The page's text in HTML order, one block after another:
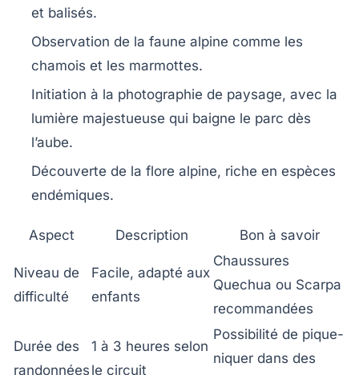
et balisés.
Observation de la faune alpine comme les
chamois et les marmottes.
Initiation à la photographie de paysage, avec la
lumière majestueuse qui baigne le parc dès
l’aube.
Découverte de la flore alpine, riche en espèces
endémiques.
Aspect Description Bon à savoir
Niveau de
difficulté
Facile, adapté aux
enfants
Chaussures
Quechua ou Scarpa
recommandées
Durée des
randonnées
1 à 3 heures selon
le circuit
Possibilité de pique-
niquer dans des